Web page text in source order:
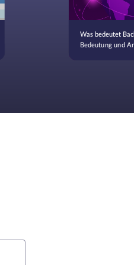
Was bedeutet
Bedeutung und